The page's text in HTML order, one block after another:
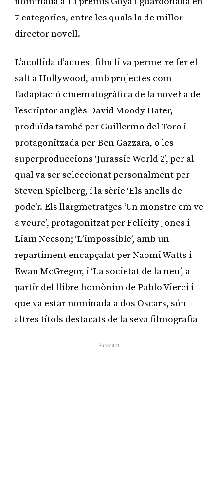
7 categories, entre les quals la de millor
director novell.
L’acollida d’aquest film li va permetre fer el
salt a Hollywood, amb projectes com
l’adaptació cinematogràfica de la novel·la de
l’escriptor anglès David Moody Hater,
produïda també per Guillermo del Toro i
protagonitzada per Ben Gazzara, o les
superproduccions ‘Jurassic World 2’, per al
qual va ser seleccionat personalment per
Steven Spielberg, i la sèrie ‘Els anells de
pode’r. Els llargmetratges ‘Un monstre em ve
a veure’, protagonitzat per Felicity Jones i
Liam Neeson; ‘L’impossible’, amb un
repartiment encapçalat per Naomi Watts i
Ewan McGregor, i ‘La societat de la neu’, a
partir del llibre homònim de Pablo Vierci i
que va estar nominada a dos Oscars, són
altres títols destacats de la seva filmografia
Publicitat